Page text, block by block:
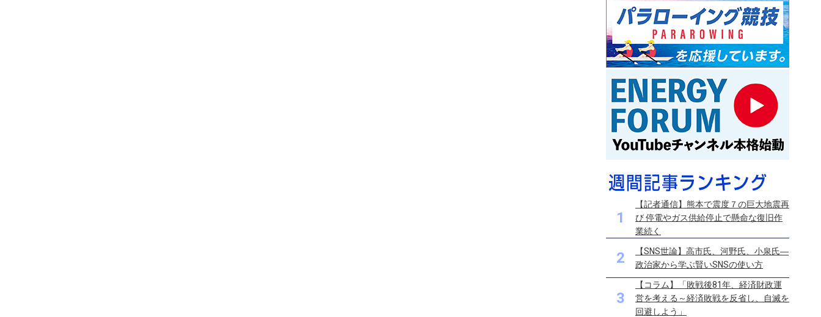
1
【記者通信】熊本で震度７の巨大地震再
び 停電やガス供給停止で懸命な復旧作
業続く
2
【SNS世論】高市氏、河野氏、小泉氏―
政治家から学ぶ賢いSNSの使い方
3
【コラム】「敗戦後81年、経済財政運
営を考える～経済敗戦を反省し、自滅を
回避しよう」